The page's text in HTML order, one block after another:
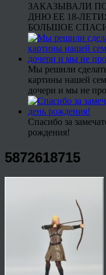
ЗАКАЗЫВАЛИ
ДНЮ ЕЕ 18-
БОЛЬШОЕ
Мы решили
картины нашей
дочери и мы не
Спасибо за
рождения!
5872618715